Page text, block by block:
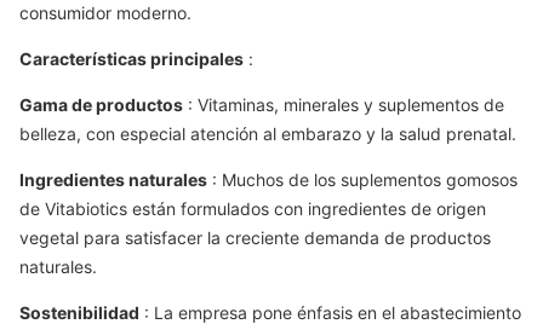
consumidor moderno.
Características principales :
Gama de productos : Vitaminas, minerales y suplementos de
belleza, con especial atención al embarazo y la salud prenatal.
Ingredientes naturales : Muchos de los suplementos gomosos
de Vitabiotics están formulados con ingredientes de origen
vegetal para satisfacer la creciente demanda de productos
naturales.
Sostenibilidad : La empresa pone énfasis en el abastecimiento